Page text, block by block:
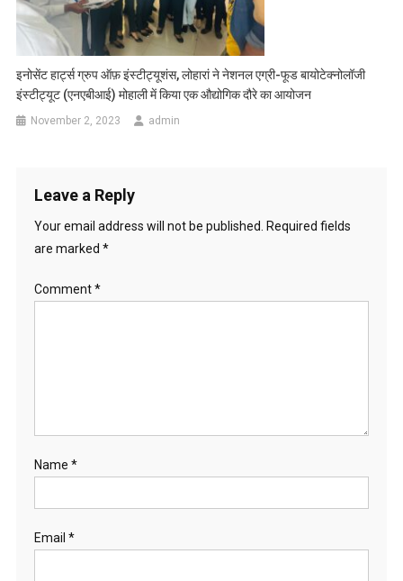
इनोसेंट हार्ट्स ग्रुप ऑफ़ इंस्टीट्यूशंस, लोहारां ने नेशनल एग्री-फूड बायोटेक्नोलॉजी
इंस्टीट्यूट (एनएबीआई) मोहाली में किया एक औद्योगिक दौरे का आयोजन
November 2, 2023 admin
Leave a Reply
Your email address will not be published. Required fields
are marked *
Comment*
Name *
Email *